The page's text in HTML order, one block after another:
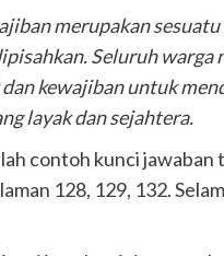
merupakan sesuatu
Seluruh warga
kewajiban untuk
layak dan sejahtera.
contoh kunci jawaban
128, 129, 132.